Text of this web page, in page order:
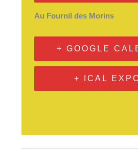
Au Fournil des Morins
+ GOOGLE
+ ICAL